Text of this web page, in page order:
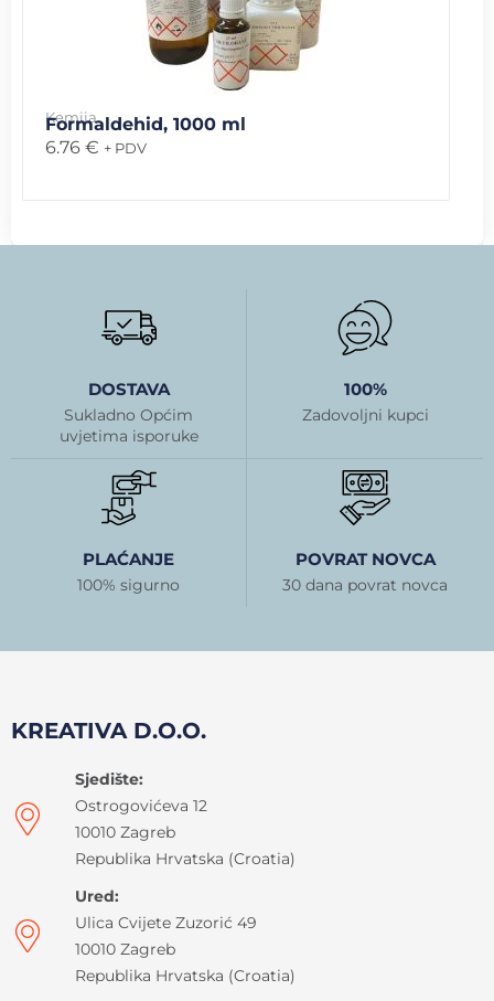
Kemija
Formaldehid, 1000 ml
6.76 € + PDV
DOSTAVA
Sukladno Općim
uvjetima isporuke
100%
Zadovoljni kupci
PLAĆANJE
100% sigurno
POVRAT NOVCA
30 dana povrat novca
KREATIVA D.O.O.
Sjedište:
Ostrogovićeva 12
10010 Zagreb
Republika Hrvatska (Croatia)
Ured:
Ulica Cvijete Zuzorić 49
10010 Zagreb
Republika Hrvatska (Croatia)